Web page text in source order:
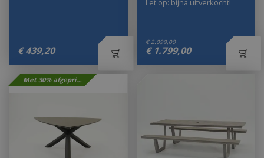
€ 439,20
€ 2.099,00
€ 1.799,00
Let op: bijna uitverkocht!
Met 30% afgeprijsd